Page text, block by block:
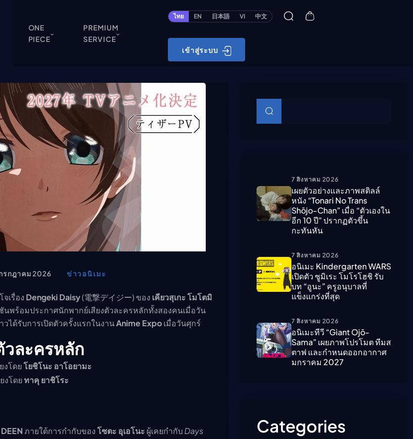
ONE
PIECE
PREMIUM
SERVICE
ไทย EN 日本語 VI 中文
เข้าสู่ระบบ
Cardlist
Collection
Deck Builder
My-Collection
Deck Library
Deck Share
PREMIUM SERVICE
ทีวีออนไลน์
แนะนำรายการทีวี
อนิเมะ
ตารางออกอากาศอนิเมะ (คืนนี้)
รกฎาคม 2026 ข่าวอนิเมะ
เรื่อง Dengeki Daisy(電撃デイジー) ของ เคียวสุเกะ โมโตมิ
นพร้อมประกาศนักพากย์เสียงตัวละครหลักทั้งสองคนเมื่อวัน
ได้รับการเปิดตัวครั้งแรกในงานAnime Expoเมื่อวันศุกร์
วละครหลัก
งโดยโยชิโนะ อาโอยามะ
งโดยทาคุ ยาชิโระ
ภายใต้การกำกับของโซตะ อุเอโนะ ผู้เคยกำกับ Days
บทความย่อย
7 สิงหาคม 2026
เผยตัวอย่างและภาพสติลล์
หนัง “Tonari No Trans
Shōjo-Chan” เมื่อ “ตัวเองใน
อีก 10 ปี” ปรากฏตัวขึ้น
กะทันหัน
7 สิงหาคม 2026
อนิเมะ Kindergarten WARS
เปิดตัว ซูมิเระ โมโรโฮชิ รับ
บท “อูนะ” ครูอนุบาลที่
แข็งแกร่งที่สุด
7 สิงหาคม 2026
อนิเมะทีวี “Giant Ojō-
Sama” เผยภาพโปรโมต ทีมส
ตาฟ และกำหนดออกอากาศ
มกราคม 2027
Categories